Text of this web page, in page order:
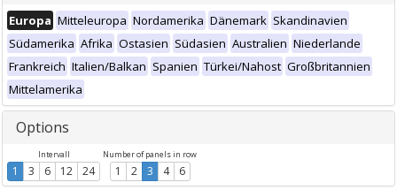
Europa Mitteleuropa Nordamerika Dänemark Skandinavien
Südamerika Afrika Ostasien Südasien Australien Niederlande
Frankreich Italien/Balkan Spanien Türkei/Nahost Großbritannien
Mittelamerika
Options
Intervall
1 3 6 12 24
Number of panels in row
1 2 3 4 6